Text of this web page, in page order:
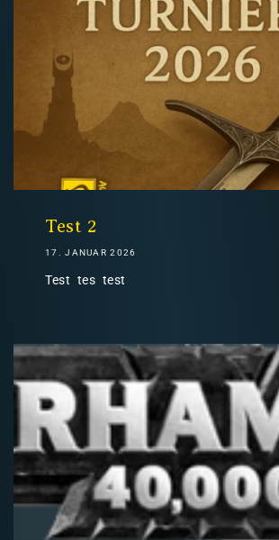
Test 2
17. JANUAR 2026
Test tes test
Kostenloser Versand
Deutschland: ab69 €
Österreich & EU: ab
200 €
Nicht-EU: kein kostenloser
Lieferungen in Nicht-EU-Länder (z.